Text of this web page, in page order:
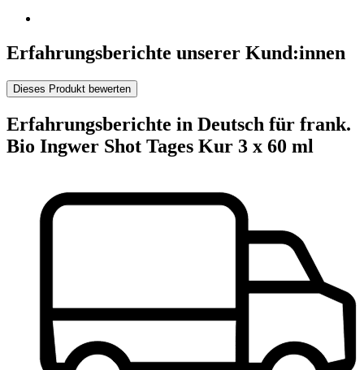
Erfahrungsberichte unserer Kund:innen
Dieses Produkt bewerten
Erfahrungsberichte in Deutsch für frank.
Bio Ingwer Shot Tages Kur 3 x 60 ml